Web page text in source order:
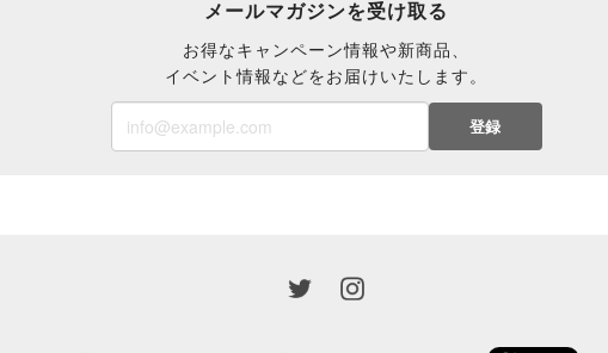
メールマガジンを受け取る
お得なキャンペーン情報や新商品、
イベント情報などをお届けいたします。
登録